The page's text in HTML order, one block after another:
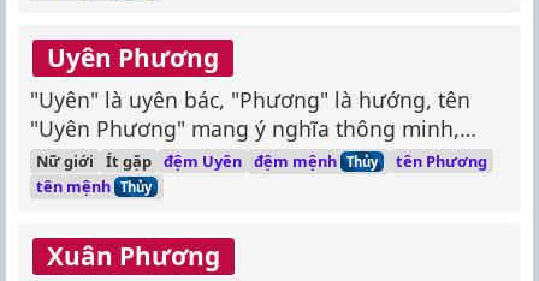
Uyên Phương
"Uyên" là uyên bác, "Phương" là hướng, tên
"Uyên Phương" mang ý nghĩa thông minh,
nhạy bén, luôn hướng về phía trước.
Nữ giới Ít gặp đệm Uyên đệm mệnh Thủy
tên Phương
tên mệnh Thủy
Xuân Phương